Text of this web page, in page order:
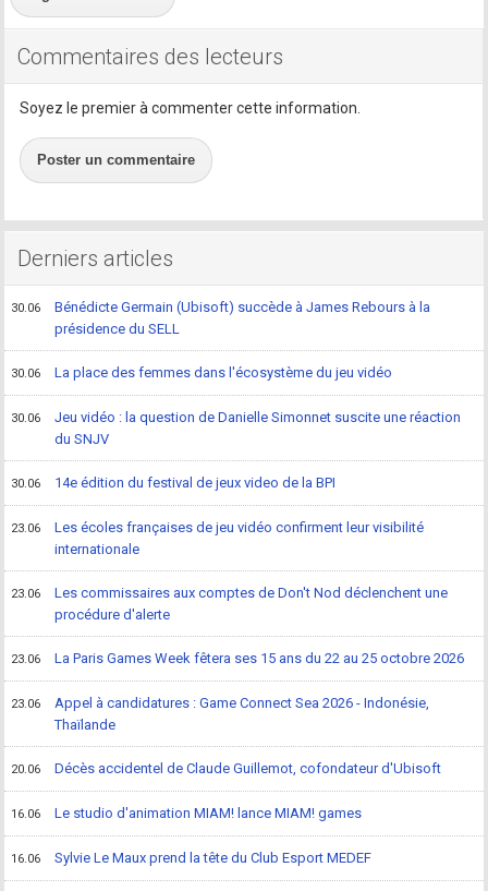
Commentaires des lecteurs
Soyez le premier à commenter cette information.
Poster un commentaire
Derniers articles
30.06
Bénédicte Germain (Ubisoft) succède à James Rebours à la
présidence du SELL
30.06 La place des femmes dans l'écosystème du jeu vidéo
30.06
Jeu vidéo : la question de Danielle Simonnet suscite une réaction
du SNJV
30.06 14e édition du festival de jeux video de la BPI
23.06
Les écoles françaises de jeu vidéo confirment leur visibilité
internationale
23.06
Les commissaires aux comptes de Don't Nod déclenchent une
procédure d'alerte
23.06 La Paris Games Week fêtera ses 15 ans du 22 au 25 octobre 2026
23.06
Appel à candidatures : Game Connect Sea 2026 - Indonésie,
Thaïlande
20.06 Décès accidentel de Claude Guillemot, cofondateur d'Ubisoft
16.06 Le studio d'animation MIAM! lance MIAM! games
16.06 Sylvie Le Maux prend la tête du Club Esport MEDEF